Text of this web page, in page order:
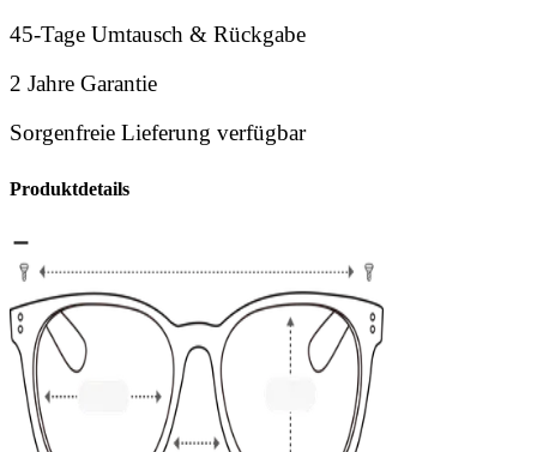
45-Tage Umtausch & Rückgabe
2 Jahre Garantie
Sorgenfreie Lieferung verfügbar
Produktdetails